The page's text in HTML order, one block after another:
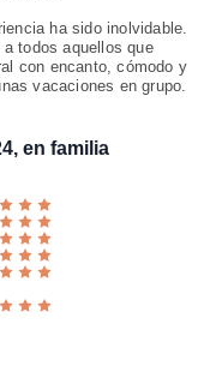
ha sido inolvidable.
todos aquellos que
con encanto, cómodo y
vacaciones en grupo.
en familia